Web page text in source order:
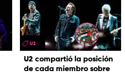
U2 compartió la posición
de cada miembro sobre
U2